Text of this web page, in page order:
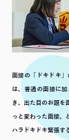
面接の「ドキドキ
は、普通の面接に
き、出た目のお題を
っと変わった面接。
ハラドキドキ緊張す